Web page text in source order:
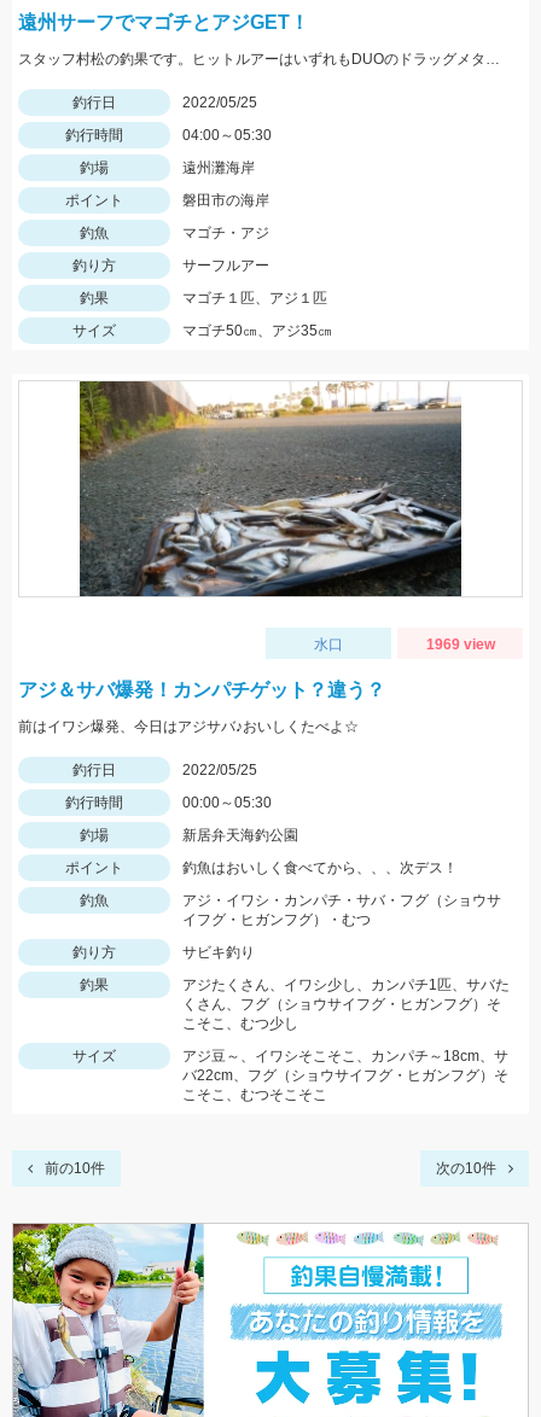
遠州サーフでマゴチとアジGET！
スタッフ村松の釣果です。ヒットルアーはいずれもDUOのドラッグメタルキャストショット30gのイワシカラー！
釣行日
2022/05/25
釣行時間
04:00～05:30
釣場
遠州灘海岸
ポイント
磐田市の海岸
釣魚
マゴチ・アジ
釣り方
サーフルアー
釣果
マゴチ１匹、アジ１匹
サイズ
マゴチ50㎝、アジ35㎝
水口 1969 view
アジ＆サバ爆発！カンパチゲット？違う？
前はイワシ爆発、今日はアジサバ♪おいしくたべよ☆
釣行日
2022/05/25
釣行時間
00:00～05:30
釣場
新居弁天海釣公園
ポイント
釣魚はおいしく食べてから、、、次デス！
釣魚
アジ・イワシ・カンパチ・サバ・フグ（ショウサ
イフグ・ヒガンフグ）・むつ
釣り方
サビキ釣り
釣果
アジたくさん、イワシ少し、カンパチ1匹、サバた
くさん、フグ（ショウサイフグ・ヒガンフグ）そ
こそこ、むつ少し
サイズ
アジ豆～、イワシそこそこ、カンパチ～18cm、サ
バ22cm、フグ（ショウサイフグ・ヒガンフグ）そ
こそこ、むつそこそこ
前の10件 次の10件